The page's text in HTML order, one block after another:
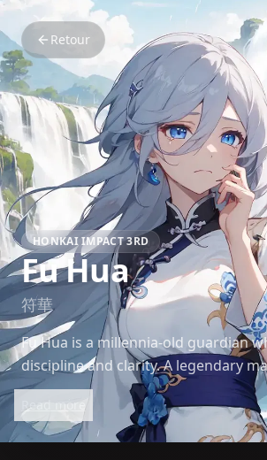
Retour
HONKAI IMPACT 3RD
Fu Hua
符華
Fu Hua is a millennia-old guardian
discipline and clarity. A legendary
serves as a guardian of humanity’s
Impact 3rd*.
Read more